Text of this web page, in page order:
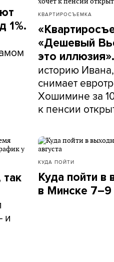
1%.
КВАРТИРОСЪЕМКА
«Дешевый
это иллюзия».
историю
снимает
Хошимине за
к пенсии
и
КУДА ПОЙТИ
Куда пойти в
в Минске 7–9